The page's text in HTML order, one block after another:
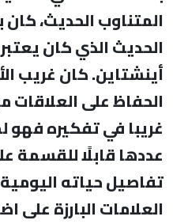
المتناوب الحديث، كان
الحديث الذي كان
أينشتاين. كان غريب
الحفاظ على العلاقات
غريبا في تفكيره فهو
عددها قابلًا للقسمة
تفاصيل حياته
العلامات البارزة على